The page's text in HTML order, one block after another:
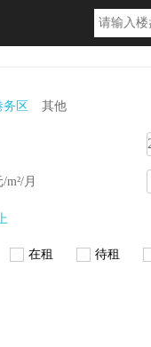
务区 其他
m²/月
在租 待租